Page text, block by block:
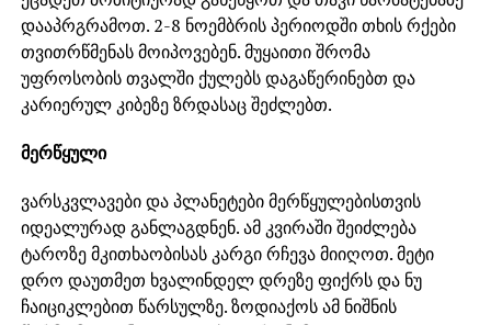
დააპრგრამოთ. 2-8 ნოემბრის პერიოდში თხის რქები
თვითრწმენას მოიპოვებენ. მუყაითი შრომა
უფროსობის თვალში ქულებს დაგაწერინებთ და
კარიერულ კიბეზე ზრდასაც შეძლებთ.
მერწყული
ვარსკვლავები და პლანეტები მერწყულებისთვის
იდეალურად განლაგდნენ. ამ კვირაში შეიძლება
ტაროზე მკითხაობისას კარგი რჩევა მიიღოთ. მეტი
დრო დაუთმეთ ხვალინდელ დრეზე ფიქრს და ნუ
ჩაიციკლებით წარსულზე. ზოდიაქოს ამ ნიშნის